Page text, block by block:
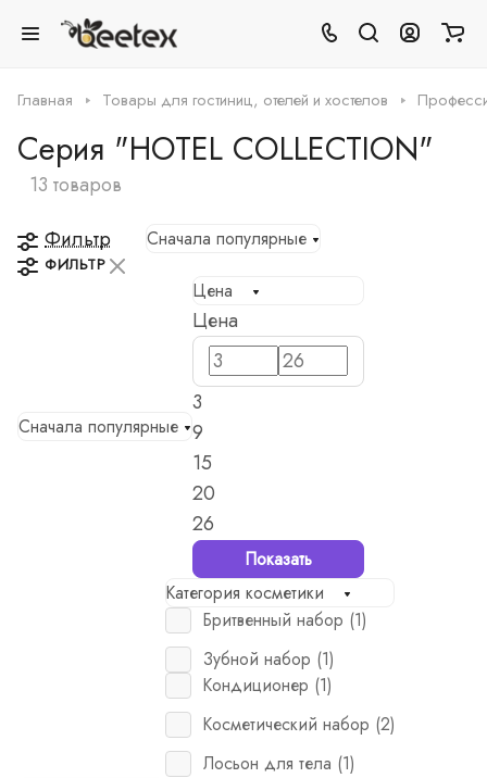
Главная Товары для гостиниц, отелей и хостелов
Серия "HOTEL COLLECTION"
13 товаров
Фильтр
Сначала популярные
ФИЛЬТР
Сначала популярные
Цена
Цена
3
9
15
20
26
Показать
Категория косметики
Бритвенный набор (1)
Зубной набор (1)
Кондиционер (1)
Косметический набор (2)
Лосьон для тела (1)